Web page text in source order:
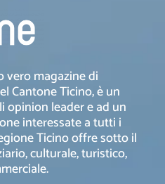
vero magazine di
Cantone Ticino, è un
opinion leader e ad un
interessate a tutti i
Ticino offre sotto il
culturale, turistico,